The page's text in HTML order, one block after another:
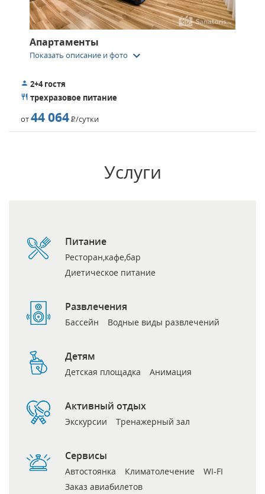
Апартаменты
Показать описание и фото keyboard_arrow_down
2+4 гостя
трехразовое питание
от44 064Р/сутки
Услуги
Питание
Ресторан,кафе,бар
Диетическое питание
Развлечения
Бассейн Водные виды развлечений
Детям
Детская площадка Анимация
Активный отдых
Экскурсии Тренажерный зал
Сервисы
Автостоянка Климатолечение
WI‑FI
Заказ авиабилетов